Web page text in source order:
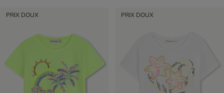
PRIX DOUX PRIX DOUX